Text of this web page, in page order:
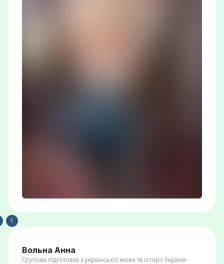
Вольна Анна
Групова підготовка з української мови та історії України